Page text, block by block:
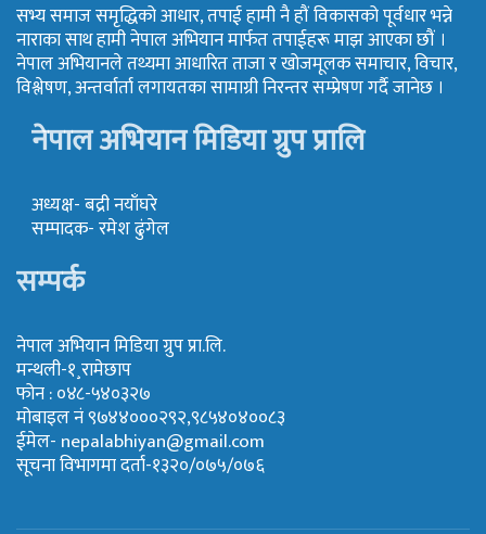
सभ्य समाज समृद्धिको आधार, तपाई हामी नै हौं विकासको पूर्वधार भन्ने
नाराका साथ हामी नेपाल अभियान मार्फत तपाईहरू माझ आएका छौं ।
नेपाल अभियानले तथ्यमा आधारित ताजा र खोजमूलक समाचार, विचार,
विश्लेषण, अन्तर्वार्ता लगायतका सामाग्री निरन्तर सम्प्रेषण गर्दै जानेछ ।
नेपाल अभियान मिडिया ग्रुप प्रालि
अध्यक्ष- बद्री नयाँघरे
सम्पादक- रमेश ढुंगेल
सम्पर्क
नेपाल अभियान मिडिया ग्रुप प्रा.लि.
मन्थली-१¸रामेछाप
फोन : ०४८-५४०३२७
मोबाइल नं ९७४४०००२९२,९८५४०४००८३
ईमेल- nepalabhiyan@gmail.com
सूचना विभागमा दर्ता-१३२०/०७५/०७६